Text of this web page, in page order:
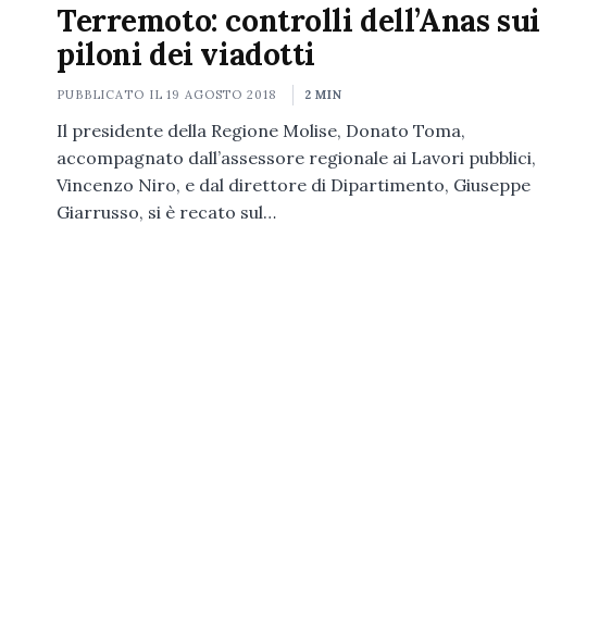
Terremoto: controlli dell’Anas sui
piloni dei viadotti
PUBBLICATO IL19 AGOSTO 2018 2 MIN
Il presidente della Regione Molise, Donato Toma,
accompagnato dall’assessore regionale ai Lavori pubblici,
Vincenzo Niro, e dal direttore di Dipartimento, Giuseppe
Giarrusso, si è recato sul…